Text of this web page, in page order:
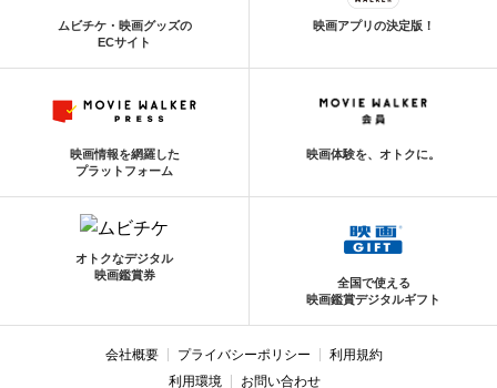
ムビチケ・映画グッズの
ECサイト
映画アプリの決定版！
映画情報を網羅した
プラットフォーム
映画体験を、オトクに。
オトクなデジタル
映画鑑賞券
全国で使える
映画鑑賞デジタルギフト
会社概要 プライバシーポリシー
利用規約
利用環境
お問い合わせ